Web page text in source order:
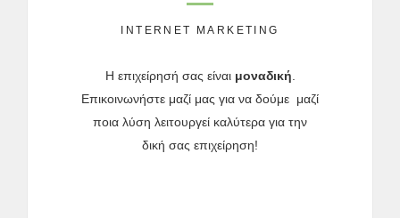
INTERNET MARKETING
Η επιχείρησή σας είναι μοναδική
Επικοινωνήστε μαζί μας για να δούμε μαζί
ποια λύση λειτουργεί καλύτερα για την
δική σας επιχείρηση!